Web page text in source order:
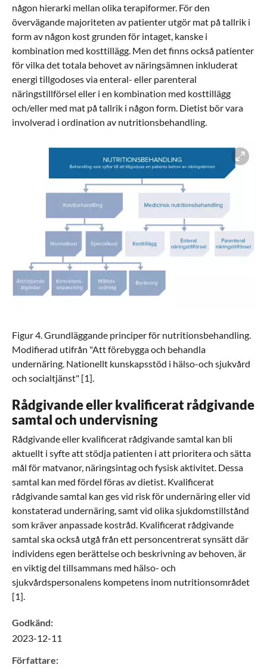
någon hierarki mellan olika terapiformer. För den
övervägande majoriteten av patienter utgör mat på tallrik i
form av någon kost grunden för intaget, kanske i
kombination med kosttillägg. Men det finns också patienter
för vilka det totala behovet av näringsämnen inkluderat
energi tillgodoses via enteral- eller parenteral
näringstillförsel eller i en kombination med kosttillägg
och/eller med mat på tallrik i någon form. Dietist bör vara
involverad i ordination av nutritionsbehandling.
Figur 4. Grundläggande principer för nutritionsbehandling.
Modifierad utifrån "Att förebygga och behandla
undernäring. Nationellt kunskapsstöd i hälso-och sjukvård
och socialtjänst" [1].
Rådgivande eller kvalificerat rådgivande
samtal och undervisning
Rådgivande eller kvalificerat rådgivande samtal kan bli
aktuellt i syfte att stödja patienten i att prioritera och sätta
mål för matvanor, näringsintag och fysisk aktivitet. Dessa
samtal kan med fördel föras av dietist. Kvalificerat
rådgivande samtal kan ges vid risk för undernäring eller vid
konstaterad undernäring, samt vid olika sjukdomstillstånd
som kräver anpassade kostråd. Kvalificerat rådgivande
samtal ska också utgå från ett personcentrerat synsätt där
individens egen berättelse och beskrivning av behoven, är
en viktig del tillsammans med hälso- och
sjukvårdspersonalens kompetens inom nutritionsområdet
[1].
Godkänd:
2023-12-11
Författare: